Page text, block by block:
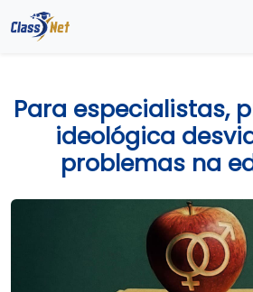
Para especialistas,
ideológica
problemas na